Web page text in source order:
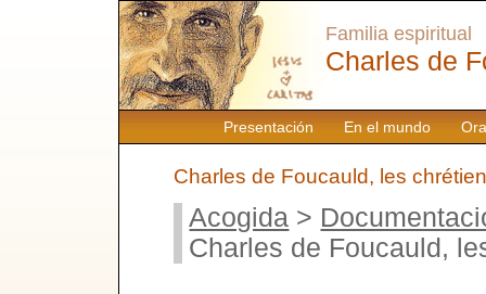
Presentación En el mundo
Familia espiritual
Charles de
Charles de Foucauld, les
Acogida >
Charles de Foucauld,